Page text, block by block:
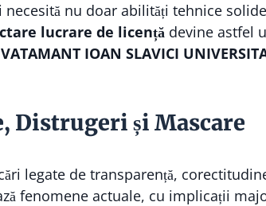
nu doar abilități tehnice
lucrare de licență devine astfel
IOAN SLAVICI
Distrugeri și Mascare
legate de transparență,
fenomene actuale, cu implicații